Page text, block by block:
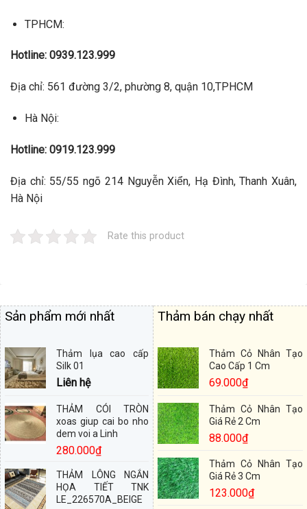
TPHCM:
Hotline: 0939.123.999
Địa chỉ: 561 đường 3/2, phường 8, quận 10,TPHCM
Hà Nội:
Hotline: 0919.123.999
Địa chỉ: 55/55 ngõ 214 Nguyễn Xiển, Hạ Đình, Thanh Xuân,
Hà Nội
Rate this product
Sản phẩm mới nhất
Thảm lụa cao cấp
Silk 01
Liên hệ
THẢM CÓI TRÒN
xoas giup cai bo nho
dem voi a Linh
280.000₫
THẢM LÔNG NGẮN
HỌA TIẾT TNK
LE_226570A_BEIGE
Thảm bán chạy nhất
Thảm Cỏ Nhân Tạo
Cao Cấp 1 Cm
69.000₫
Thảm Cỏ Nhân Tạo
Giá Rẻ 2 Cm
88.000₫
Thảm Cỏ Nhân Tạo
Giá Rẻ 3 Cm
123.000₫